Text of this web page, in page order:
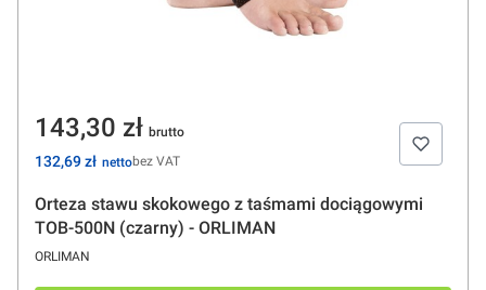
Orteza stawu skokowego z taśmami dociągowymi
TOB-500N (czarny) - ORLIMAN
PRODUCENT
ORLIMAN
Cena
143,30 zł
Cena
132,69 zł bez VAT